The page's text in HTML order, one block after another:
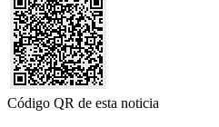
Código QR de esta noticia